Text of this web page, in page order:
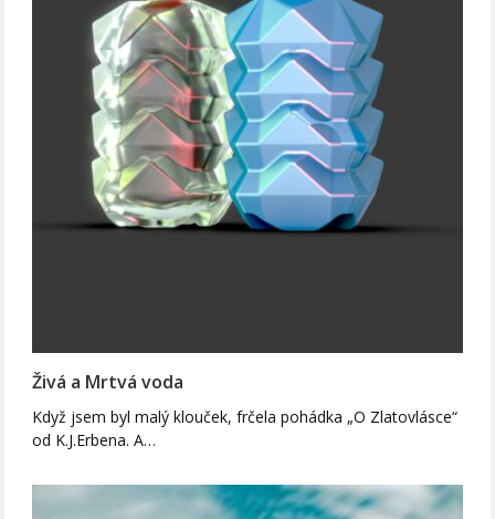
Živá a Mrtvá voda
Když jsem byl malý klouček, frčela pohádka „O Zlatovlásce“
od K.J.Erbena. A…